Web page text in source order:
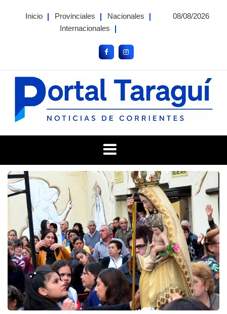
Inicio Provinciales
Nacionales
Internacionales
08/08/2026
Portal Taragui